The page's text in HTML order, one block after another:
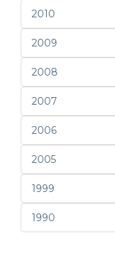
2010
2009
2008
2007
2006
2005
1999
1990